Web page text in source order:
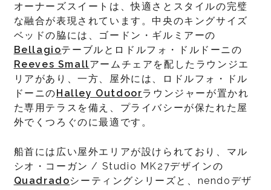
オーナーズスイートは、快適さとスタイルの完璧
な融合が表現されています。中央のキングサイズ
ベッドの脇には、ゴードン・ギルミアーの
Bellagioテーブルとロドルフォ・ドルドーニの
Reeves Smallアームチェアを配したラウンジエ
リアがあり、一方、屋外には、ロドルフォ・ドル
ドーニのHalley Outdoorラウンジャーが置かれ
た専用テラスを備え、プライバシーが保たれた屋
外でくつろぐのに最適です。
船首には広い屋外エリアが設けられており、マル
シオ・コーガン / Studio MK27デザインの
Quadradoシーティングシリーズと、nendoデザ